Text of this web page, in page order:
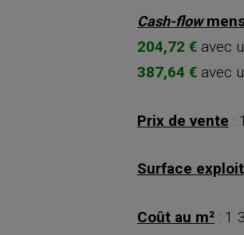
Cash-flow
204,72 € avec
387,64 € avec
Prix de vente :
Surface
Coût au m² : 1